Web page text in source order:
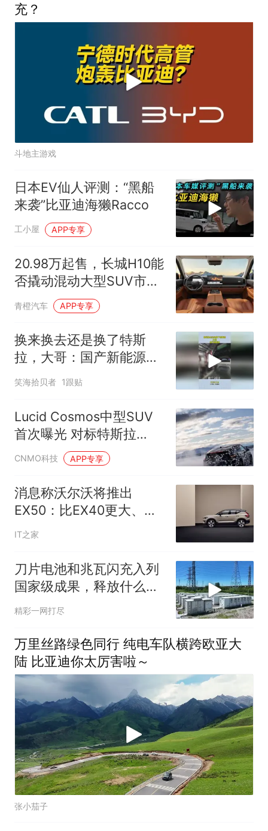
充？
斗地主游戏
日本EV仙人评测：“黑船
来袭”比亚迪海獭Racco
工小屋 APP专享
20.98万起售，长城H10能
否撬动混动大型SUV市
场？
青橙汽车 APP专享
换来换去还是换了特斯
拉，大哥：国产新能源，
续航打5折说是通病
笑海拾贝者 1跟贴
Lucid Cosmos中型SUV
首次曝光 对标特斯拉
Model Y
CNMO科技 APP专享
消息称沃尔沃将推出
EX50：比EX40更大、更
有科技感、更便宜
IT之家
刀片电池和兆瓦闪充入列
国家级成果，释放什么信
号
精彩一网打尽
万里丝路绿色同行 纯电车队横跨欧亚大
陆 比亚迪你太厉害啦～
张小茄子